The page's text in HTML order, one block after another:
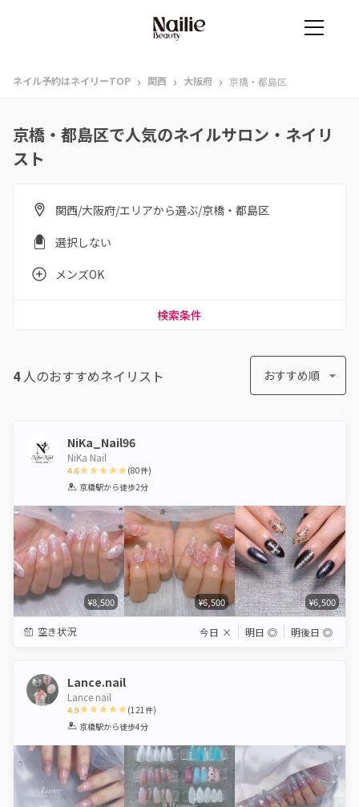
ネイル予約はネイリーTOP › 関西 › 大阪府 › 京橋・都島区
京橋・都島区で人気のネイルサロン・ネイリ
スト
関西/大阪府/エリアから選ぶ/京橋・都島区
選択しない
メンズOK
検索条件
4人のおすすめネイリスト おすすめ順
NiKa_Nail96
NiKa Nail
4.6
1 2 3 4 5
(80件)
京橋駅から徒歩2分
¥8,500 ¥6,500 ¥6,500
空き状況 今日 × 明日 ◎ 明後日 ◎
Lance.nail
Lance nail
4.9
1 2 3 4 5
(121件)
京橋駅から徒歩4分